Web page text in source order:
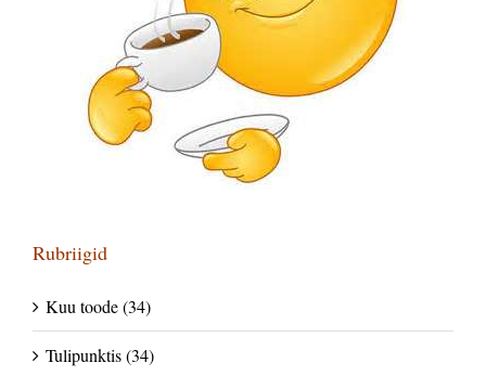
Rubriigid
Kuu toode (34)
Tulipunktis (34)